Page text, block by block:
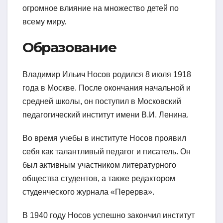
огромное влияние на множество детей по
всему миру.
Образование
Владимир Ильич Носов родился 8 июля 1918
года в Москве. После окончания начальной и
средней школы, он поступил в Московский
педагогический институт имени В.И. Ленина.
Во время учебы в институте Носов проявил
себя как талантливый педагог и писатель. Он
был активным участником литературного
общества студентов, а также редактором
студенческого журнала «Перерва».
В 1940 году Носов успешно закончил институт